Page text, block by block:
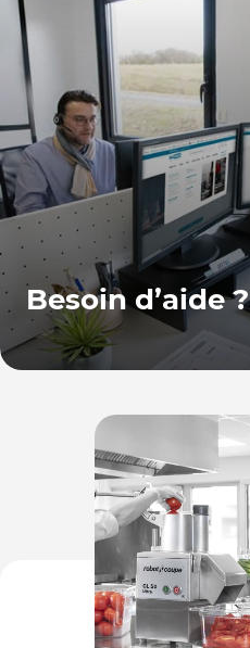
Besoin d’aide ?